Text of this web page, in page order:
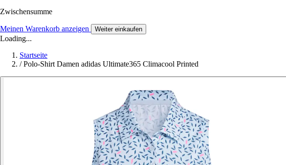
Zwischensumme
Meinen Warenkorb anzeigen Weiter einkaufen
Loading...
Startseite
/ Polo-Shirt Damen adidas Ultimate365 Climacool Printed